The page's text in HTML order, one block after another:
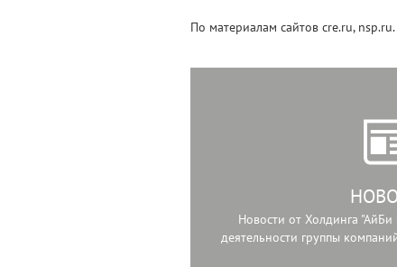
По материалам сайтов cre.ru, nsp.ru.
Новости от Холдинга
деятельности группы